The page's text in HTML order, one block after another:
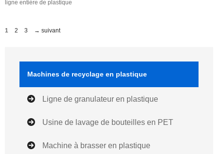
ligne entière de plastique
Page
1 Page
2 Page
3 → suivant
Machines de recyclage en plastique
Ligne de granulateur en plastique
Usine de lavage de bouteilles en PET
Machine à brasser en plastique